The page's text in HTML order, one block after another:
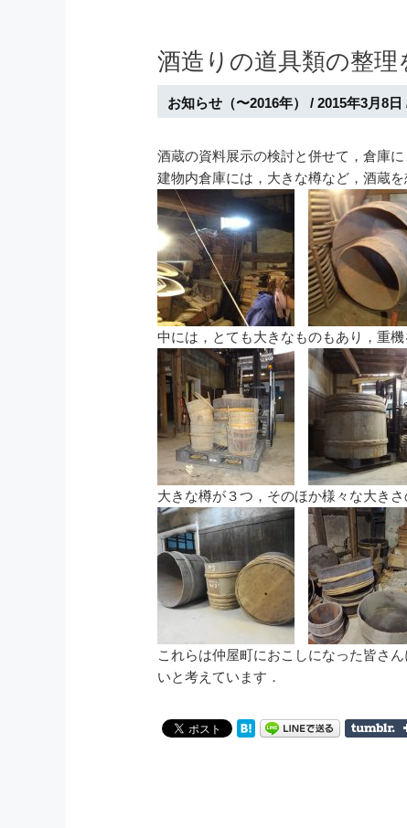
酒造りの道具類の整理
お知らせ（〜2016年） / 2015年3月8日
酒蔵の資料展示の検討と併せて，倉庫
建物内倉庫には，大きな樽など，酒蔵
中には，とても大きなものもあり，重
大きな樽が３つ，そのほか様々な大きさ
これらは仲屋町におこしになった皆さ
いと考えています．